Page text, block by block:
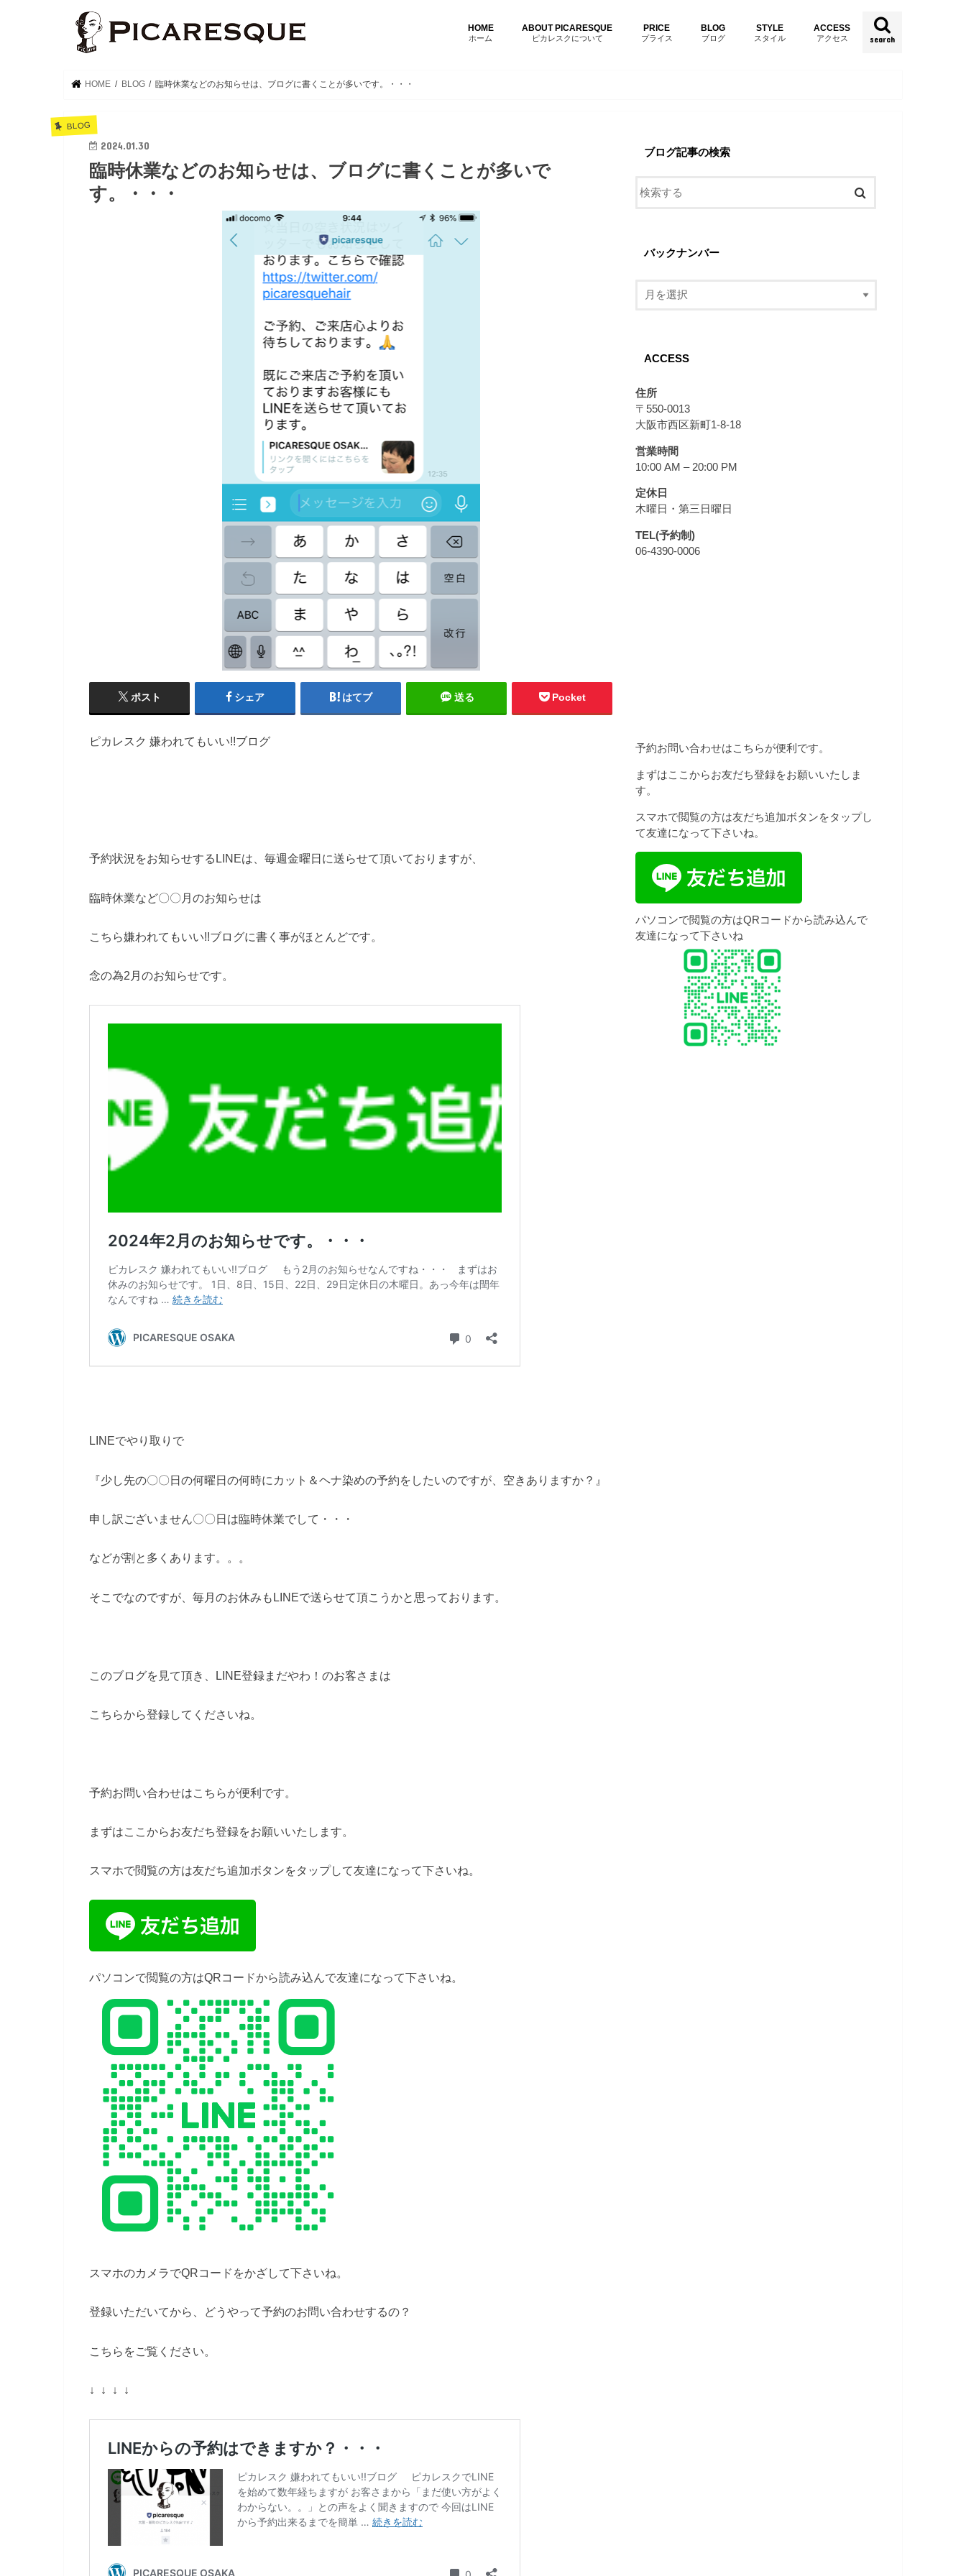
search
HOME
ホーム
ABOUT PICARESQUE
ピカレスクについて
PRICE
プライス
BLOG
ブログ
STYLE
スタイル
ACCESS
アクセス
HOME BLOG 臨時休業などのお知らせは、ブログに書くことが多いです。・・・
BLOG
2024.01.30
臨時休業などのお知らせは、ブログに書くことが多いで
す。・・・
ポスト シェア はてブ 送る Pocket
ピカレスク 嫌われてもいい!!ブログ
予約状況をお知らせするLINEは、毎週金曜日に送らせて頂いておりますが、
臨時休業など〇〇月のお知らせは
こちら嫌われてもいい!!ブログに書く事がほとんどです。
念の為2月のお知らせです。
LINEでやり取りで
『少し先の〇〇日の何曜日の何時にカット＆ヘナ染めの予約をしたいのですが、空きありますか？』
申し訳ございません〇〇日は臨時休業でして・・・
などが割と多くあります。。。
そこでなのですが、毎月のお休みもLINEで送らせて頂こうかと思っております。
このブログを見て頂き、LINE登録まだやわ！のお客さまは
こちらから登録してくださいね。
予約お問い合わせはこちらが便利です。
まずはここからお友だち登録をお願いいたします。
スマホで閲覧の方は友だち追加ボタンをタップして友達になって下さいね。
パソコンで閲覧の方はQRコードから読み込んで友達になって下さいね。
スマホのカメラでQRコードをかざして下さいね。
登録いただいてから、どうやって予約のお問い合わせするの？
こちらをご覧ください。
↓ ↓ ↓ ↓
ブログ記事の検索
バックナンバー
ACCESS
住所
〒550-0013
大阪市西区新町1-8-18
営業時間
10:00 AM – 20:00 PM
定休日
木曜日・第三日曜日
TEL(予約制)
06-4390-0006
予約お問い合わせはこちらが便利です。
まずはここからお友だち登録をお願いいたしま
す。
スマホで閲覧の方は友だち追加ボタンをタップし
て友達になって下さいね。
パソコンで閲覧の方はQRコードから読み込んで
友達になって下さいね